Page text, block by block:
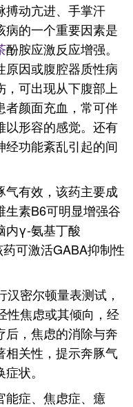
搏动亢进、手掌汗
病的一个重要因素是
酚胺应激反应增强。
原因或腹腔器质性病
可出现从下腹部上
者颜面充血，常可伴
以形容的感觉。还有
经功能紊乱引起的间
气有效，该药主要成
生素B6可明显增强谷
内γ-氨基丁酸
药可激活GABA抑制性
密尔顿量表测试，
性焦虑或其倾向，经
后，焦虑的消除与奔
相关性，提示奔豚气
状。
能症、焦虑症、癔